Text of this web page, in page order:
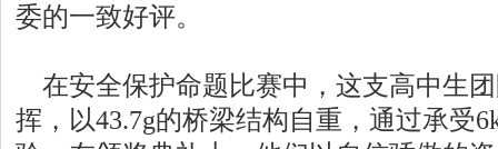
委的一致好评。
在安全保护命题比赛中，这支高中生
挥，以43.7g的桥梁结构自重，通过承受